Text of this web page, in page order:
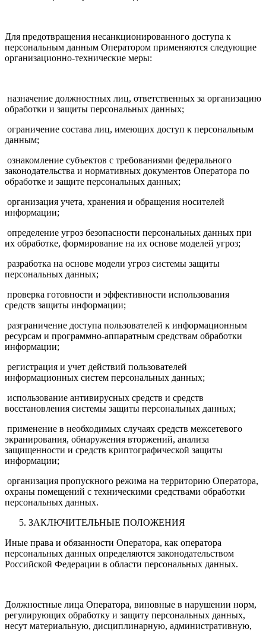
Для предотвращения несанкционированного доступа к
персональным данным Оператором применяются следующие
организационно-технические меры:
назначение должностных лиц, ответственных за организацию
обработки и защиты персональных данных;
ограничение состава лиц, имеющих доступ к персональным
данным;
ознакомление субъектов с требованиями федерального
законодательства и нормативных документов Оператора по
обработке и защите персональных данных;
организация учета, хранения и обращения носителей
информации;
определение угроз безопасности персональных данных при
их обработке, формирование на их основе моделей угроз;
разработка на основе модели угроз системы защиты
персональных данных;
проверка готовности и эффективности использования
средств защиты информации;
разграничение доступа пользователей к информационным
ресурсам и программно-аппаратным средствам обработки
информации;
регистрация и учет действий пользователей
информационных систем персональных данных;
использование антивирусных средств и средств
восстановления системы защиты персональных данных;
применение в необходимых случаях средств межсетевого
экранирования, обнаружения вторжений, анализа
защищенности и средств криптографической защиты
информации;
организация пропускного режима на территорию Оператора,
охраны помещений с техническими средствами обработки
персональных данных.
ЗАКЛЮЧИТЕЛЬНЫЕ ПОЛОЖЕНИЯ
Иные права и обязанности Оператора, как оператора
персональных данных определяются законодательством
Российской Федерации в области персональных данных.
Должностные лица Оператора, виновные в нарушении норм,
регулирующих обработку и защиту персональных данных,
несут материальную, дисциплинарную, административную,